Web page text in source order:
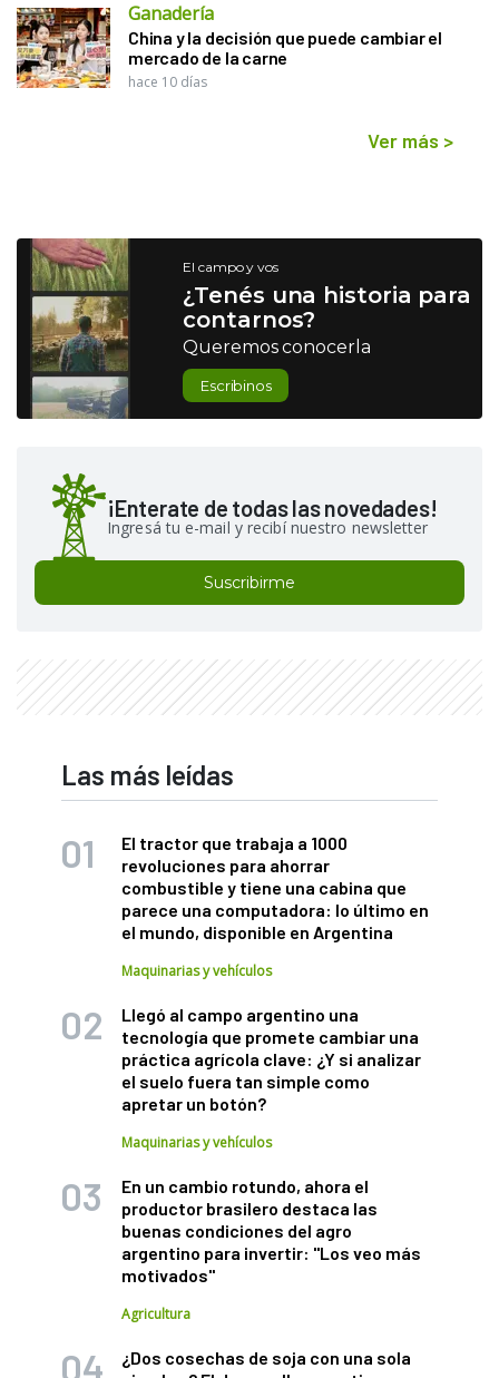
Ganadería
China y la decisión que puede cambiar el
mercado de la carne
hace 10 días
Ver más >
El campo y vos
¿Tenés una historia para
contarnos?
Queremos conocerla
Escribinos
¡Enterate de todas las novedades!
Ingresá tu e-mail y recibí nuestro newsletter
Suscribirme
Las más leídas
El tractor que trabaja a 1000
revoluciones para ahorrar
combustible y tiene una cabina que
parece una computadora: lo último en
el mundo, disponible en Argentina
Maquinarias y vehículos
Llegó al campo argentino una
tecnología que promete cambiar una
práctica agrícola clave: ¿Y si analizar
el suelo fuera tan simple como
apretar un botón?
Maquinarias y vehículos
En un cambio rotundo, ahora el
productor brasilero destaca las
buenas condiciones del agro
argentino para invertir: "Los veo más
motivados"
Agricultura
¿Dos cosechas de soja con una sola